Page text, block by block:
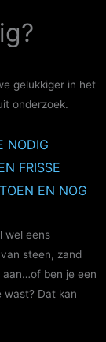
gelukkiger in het
onderzoek.
NODIG
FRISSE
EN NOG
wel eens
steen, zand
ben je een
wast? Dat kan